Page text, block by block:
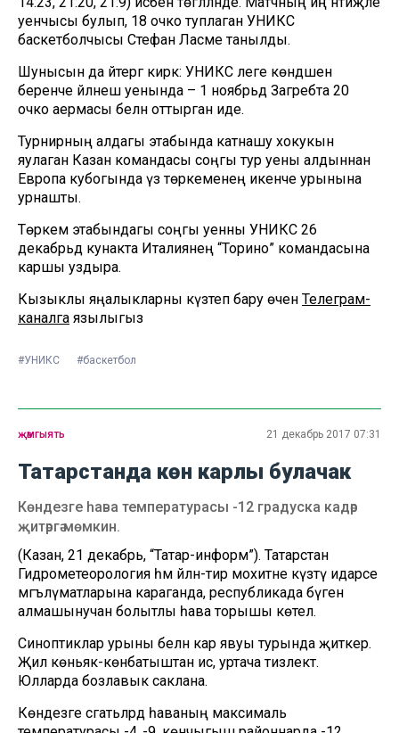
уенчысы булып, 18 очко туплаган УНИКС
баскетболчысы Стефан Ласме танылды.
Шунысын да әйтергә кирәк: УНИКС әлеге көндәшенә
беренче әйләнеш уенында – 1 ноябрьдә Загребта 20
очко аермасы белән оттырган иде.
Турнирның алдагы этабында катнашу хокукын
яулаган Казан командасы соңгы тур уены алдыннан
Европа кубогында үз төркеменең икенче урынына
урнашты.
Төркем этабындагы соңгы уенны УНИКС 26
декабрьдә кунакта Италиянең “Торино” командасына
каршы уздыра.
Кызыклы яңалыкларны күзәтеп бару өчен Телеграм-
каналга язылыгыз
#УНИКС #баскетбол
җәмгыять 21 декабрь 2017 07:31
Татарстанда көн карлы булачак
Көндезге һава температурасы -12 градуска кадәр
җитәргә мөмкин.
(Казан, 21 декабрь, “Татар-информ”). Татарстан
Гидрометеорология һәм әйләнә-тирә мохитне күзәтү идарәсе
мәгълүматларына караганда, республикада бүген
алмашынучан болытлы һава торышы көтелә.
Синоптиклар урыны белән кар явуы турында җиткерә.
Җил көньяк-көнбатыштан исә, уртача тизлектә.
Юлларда бозлавык саклана.
Көндезге сәгатьләрдә һаваның максималь